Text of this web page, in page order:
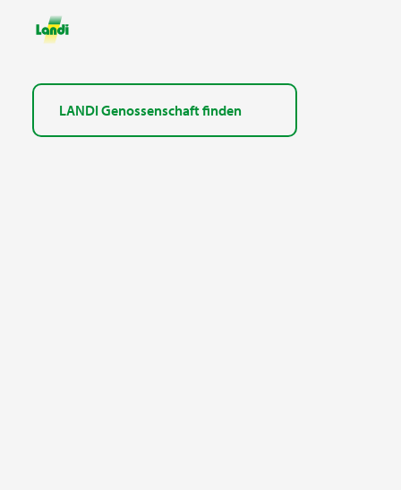
LANDI Genossenschaft finden